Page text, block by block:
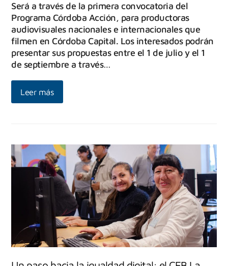
Será a través de la primera convocatoria del
Programa Córdoba Acción, para productoras
audiovisuales nacionales e internacionales que
filmen en Córdoba Capital. Los interesados podrán
presentar sus propuestas entre el 1 de julio y el 1
de septiembre a través…
Leer más